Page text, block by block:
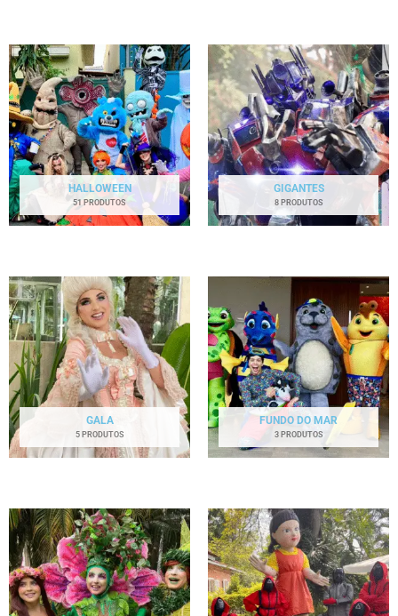
HALLOWEEN
51 PRODUTOS
GIGANTES
8 PRODUTOS
GALA
5 PRODUTOS
FUNDO DO MAR
3 PRODUTOS